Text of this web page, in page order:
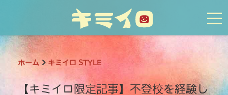
ホーム キミイロ STYLE
【キミイロ限定記事】不登校を経験し